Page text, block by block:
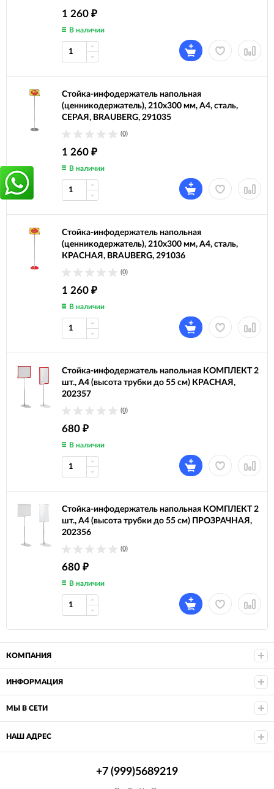
1 260 ₽
В наличии
Стойка-инфодержатель напольная
(ценникодержатель), 210x300 мм, А4, сталь,
СЕРАЯ, BRAUBERG, 291035
(0)
1 260 ₽
В наличии
Стойка-инфодержатель напольная
(ценникодержатель), 210x300 мм, А4, сталь,
КРАСНАЯ, BRAUBERG, 291036
(0)
1 260 ₽
В наличии
Стойка-инфодержатель напольная КОМПЛЕКТ 2
шт., А4 (высота трубки до 55 см) КРАСНАЯ,
202357
(0)
680 ₽
В наличии
Стойка-инфодержатель напольная КОМПЛЕКТ 2
шт., А4 (высота трубки до 55 см) ПРОЗРАЧНАЯ,
202356
(0)
680 ₽
В наличии
КОМПАНИЯ
ИНФОРМАЦИЯ
МЫ В СЕТИ
НАШ АДРЕС
+7 (999)5689219